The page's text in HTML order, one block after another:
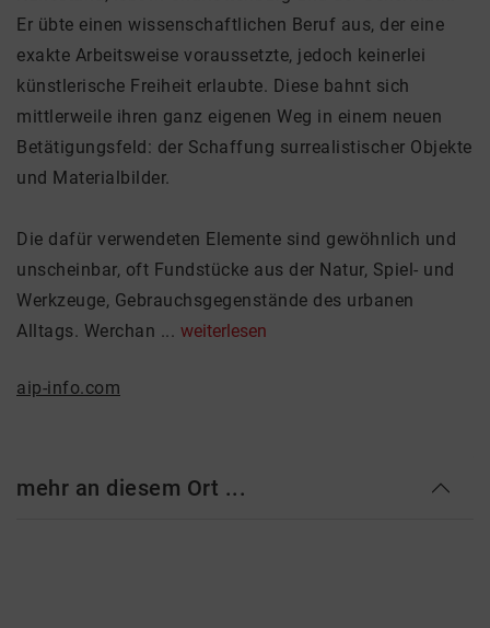
Er übte einen wissenschaftlichen Beruf aus, der eine
exakte Arbeitsweise voraussetzte, jedoch keinerlei
künstlerische Freiheit erlaubte. Diese bahnt sich
mittlerweile ihren ganz eigenen Weg in einem neuen
Betätigungsfeld: der Schaffung surrealistischer Objekte
und Materialbilder.
Die dafür verwendeten Elemente sind gewöhnlich und
unscheinbar, oft Fundstücke aus der Natur, Spiel- und
Werkzeuge, Gebrauchsgegenstände des urbanen
Alltags. Werchan ... weiterlesen
aip-info.com
mehr an diesem Ort ...